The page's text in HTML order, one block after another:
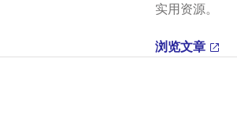
实用资源。
浏览文章